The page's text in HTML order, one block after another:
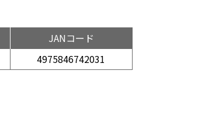
JANコード
4975846742031